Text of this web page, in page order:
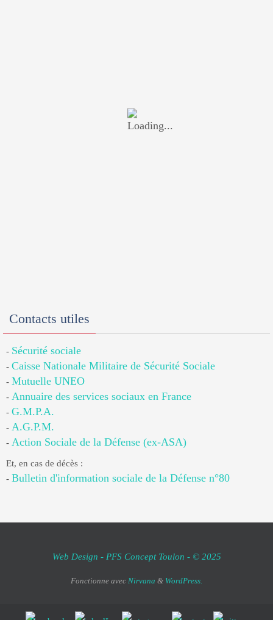
Contacts utiles
- Sécurité sociale
- Caisse Nationale Militaire de Sécurité Sociale
- Mutuelle UNEO
- Annuaire des services sociaux en France
- G.M.P.A.
- A.G.P.M.
- Action Sociale de la Défense (ex-ASA)
Et, en cas de décès :
- Bulletin d'information sociale de la Défense n°80
Web Design - PFS Concept Toulon - © 2025
Fonctionne avec Nirvana & WordPress.